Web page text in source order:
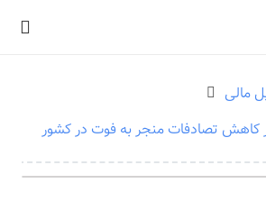
مالی
کاهش تصادفات منجر به فوت در کشور